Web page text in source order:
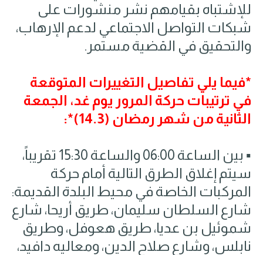
للإشتباه بقيامهم نشر منشورات على
شبكات التواصل الاجتماعي لدعم الإرهاب،
والتحقيق في القضية مستمر.
*فيما يلي تفاصيل التغييرات المتوقعة
في ترتيبات حركة المرور يوم غد، الجمعة
الثانية من شهر رمضان (14.3)*:
▪️ بين الساعة 06:00 والساعة 15:30 تقريباً،
سيتم إغلاق الطرق التالية أمام حركة
المركبات الخاصة في محيط البلدة القديمة:
شارع السلطان سليمان، طريق أريحا، شارع
شموئيل بن عديا، طريق هعوفل، وطريق
نابلس، وشارع صلاح الدين، ومعاليه دافيد،